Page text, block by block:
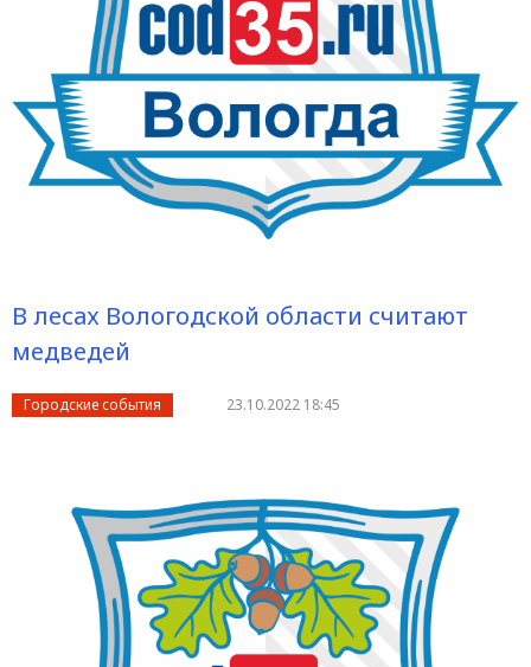
В лесах Вологодской области считают
медведей
Городские события 23.10.2022 18:45